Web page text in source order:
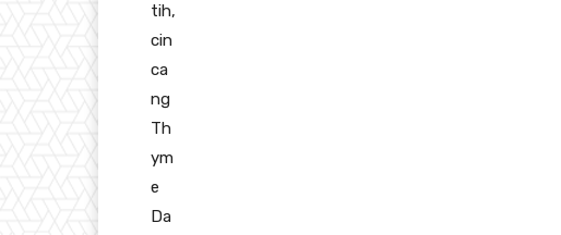
tih,
cin
ca
ng
Th
ym
e
Da